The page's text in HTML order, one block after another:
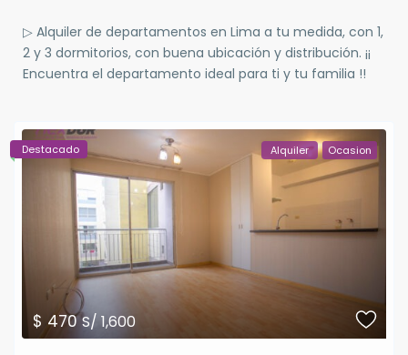
▷ Alquiler de departamentos en Lima a tu medida, con 1,
2 y 3 dormitorios, con buena ubicación y distribución. ¡¡
Encuentra el departamento ideal para ti y tu familia !!
$ 470S/ 1,600
Alquiler Ocasion
Destacado